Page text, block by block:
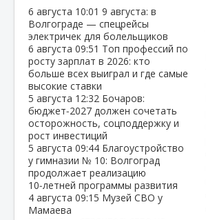
6 августа 10:01 9 августа: в
Волгограде — спецрейсы
электричек для болельщиков
6 августа 09:51 Топ профессий по
росту зарплат в 2026: кто
больше всех выиграл и где самые
высокие ставки
5 августа 12:32 Бочаров:
бюджет‑2027 должен сочетать
осторожность, соцподдержку и
рост инвестиций
5 августа 09:44 Благоустройство
у гимназии № 10: Волгоград
продолжает реализацию
10‑летней программы развития
4 августа 09:15 Музей СВО у
Мамаева